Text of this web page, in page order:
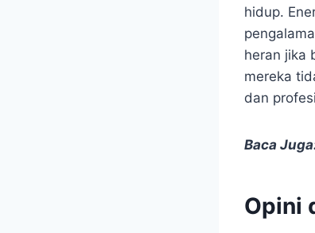
hidup.
heran jika
mereka
dan
Baca
Opini